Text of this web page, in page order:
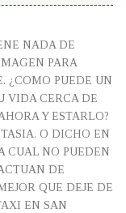
NADA DE
PARA
¿COMO PUEDE UN
VIDA CERCA DE
Y ESTARLO?
O DICHO EN
CUAL NO PUEDEN
DE
QUE DEJE DE
EN SAN